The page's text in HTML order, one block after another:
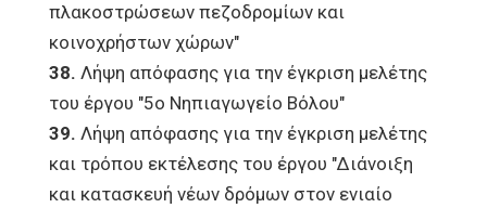
πλακοστρώσεων πεζοδρομίων και
κοινοχρήστων χώρων"
38. Λήψη απόφασης για την έγκριση μελέτης
του έργου "5ο Νηπιαγωγείο Βόλου"
39. Λήψη απόφασης για την έγκριση μελέτης
και τρόπου εκτέλεσης του έργου "Διάνοιξη
και κατασκευή νέων δρόμων στον ενιαίο